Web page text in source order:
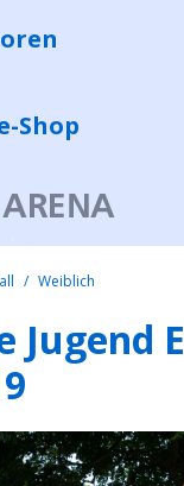
Shop
Weiblich
Jugend E